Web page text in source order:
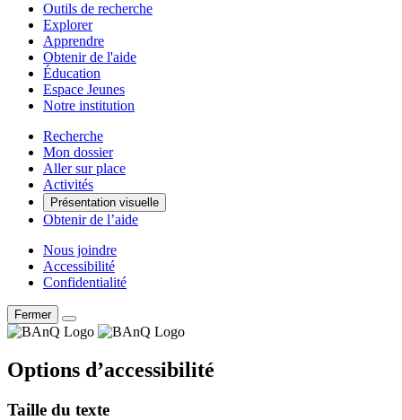
Outils de recherche
Explorer
Apprendre
Obtenir de l'aide
Éducation
Espace Jeunes
Notre institution
Recherche
Mon dossier
Aller sur place
Activités
Présentation visuelle
Obtenir de l’aide
Nous joindre
Accessibilité
Confidentialité
Fermer
Options d’accessibilité
Taille du texte